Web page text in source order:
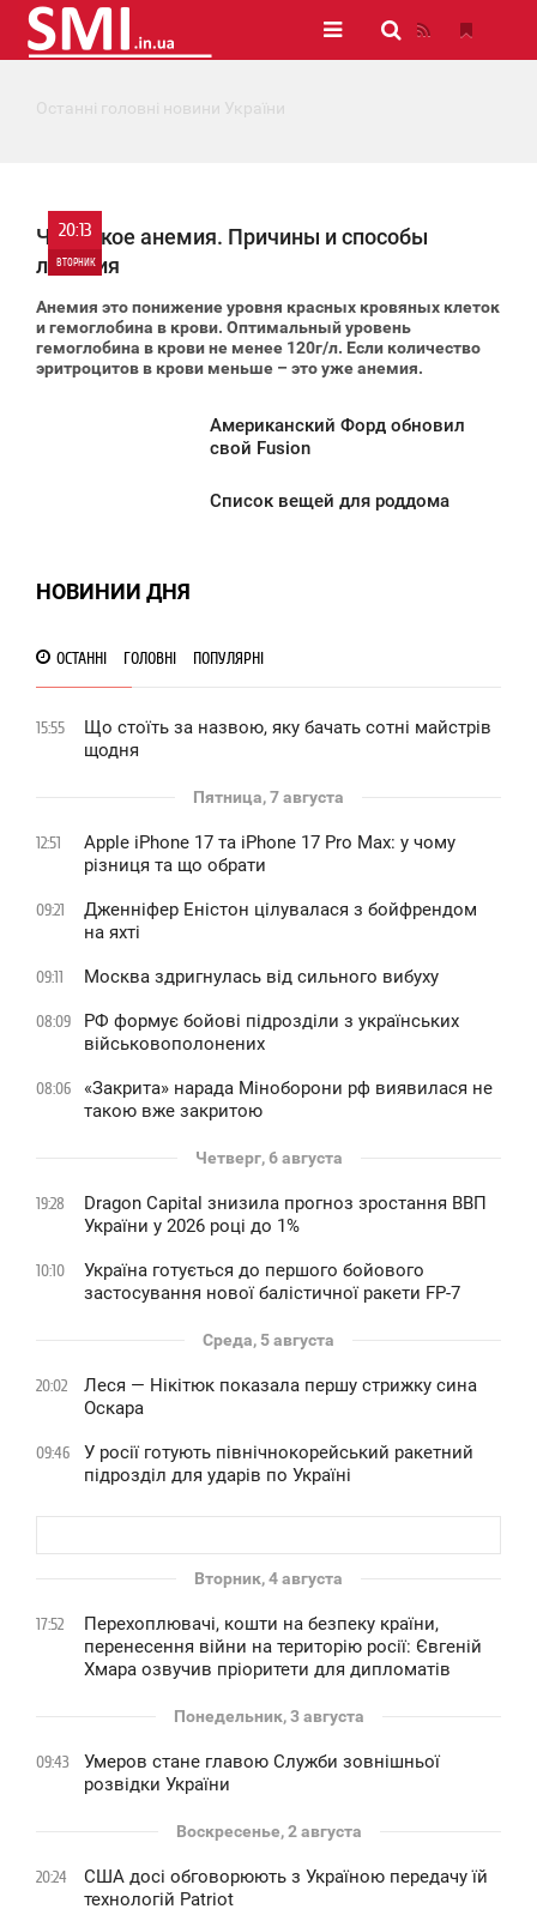
Останні головні новини України
20:13
ВТОРНИК
0
982
Что такое анемия. Причины и способы
лечения
Анемия это понижение уровня красных кровяных клеток
и гемоглобина в крови. Оптимальный уровень
гемоглобина в крови не менее 120г/л. Если количество
эритроцитов в крови меньше – это уже анемия.
Американский Форд обновил
свой Fusion
Список вещей для роддома
НОВИНИИ ДНЯ
ОСТАННІ ГОЛОВНІ ПОПУЛЯРНІ
15:55
Що стоїть за назвою, яку бачать сотні майстрів
щодня
Пятница, 7 августа
12:51
Apple iPhone 17 та iPhone 17 Pro Max: у чому
різниця та що обрати
09:21
Дженніфер Еністон цілувалася з бойфрендом
на яхті
09:11 Москва здригнулась від сильного вибуху
08:09
РФ формує бойові підрозділи з українських
військовополонених
08:06
«Закрита» нарада Міноборони рф виявилася не
такою вже закритою
Четверг, 6 августа
19:28
Dragon Capital знизила прогноз зростання ВВП
України у 2026 році до 1%
10:10
Україна готується до першого бойового
застосування нової балістичної ракети FP-7
Среда, 5 августа
20:02
Леся — Нікітюк показала першу стрижку сина
Оскара
09:46
У росії готують північнокорейський ракетний
підрозділ для ударів по Україні
Вторник, 4 августа
17:52
Перехоплювачі, кошти на безпеку країни,
перенесення війни на територію росії: Євгеній
Хмара озвучив пріоритети для дипломатів
Понедельник, 3 августа
09:43
Умеров стане главою Служби зовнішньої
розвідки України
Воскресенье, 2 августа
20:24
США досі обговорюють з Україною передачу їй
технологій Patriot